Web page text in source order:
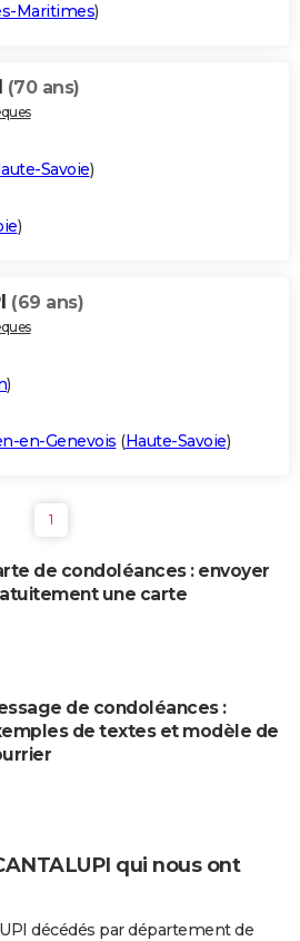
Maritimes)
(70 ans)
Savoie)
)
(69 ans)
)
en-Genevois (Haute-Savoie)
1
de condoléances : envoyer
une carte
de condoléances :
de textes et modèle de
qui nous ont
décédés par département de